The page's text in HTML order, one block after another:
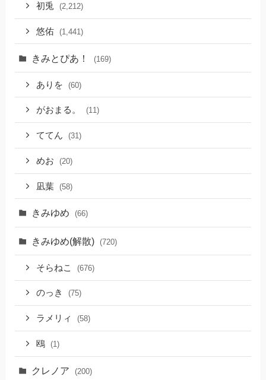
初兎 (2,212)
悠佑 (1,441)
きみとぴあ！ (169)
ありを (60)
がおまる。 (11)
ててん (31)
めお (20)
凪葉 (58)
きみゆめ (66)
きみゆめ(解散) (720)
そらねこ (676)
のっき (75)
ラメリィ (58)
鴎 (1)
クレノア (200)